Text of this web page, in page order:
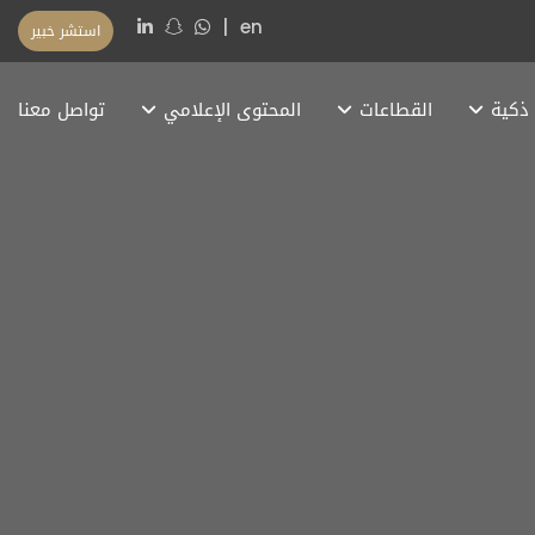
استشر خبير en
القطاعات المحتوى الإعلامي تواصل معنا